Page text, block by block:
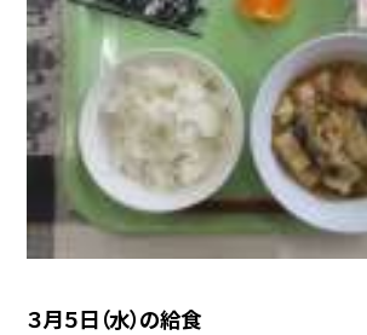
３月５日（水）の給食